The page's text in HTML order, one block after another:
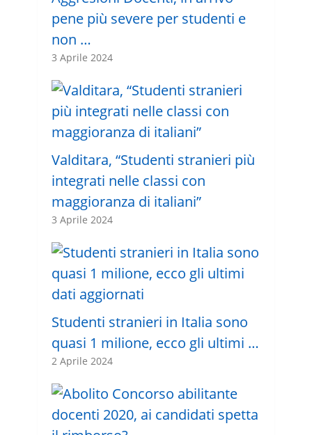
pene più severe per studenti e
non …
3 Aprile 2024
Valditara, “Studenti stranieri più
integrati nelle classi con
maggioranza di italiani”
3 Aprile 2024
Studenti stranieri in Italia sono
quasi 1 milione, ecco gli ultimi …
2 Aprile 2024